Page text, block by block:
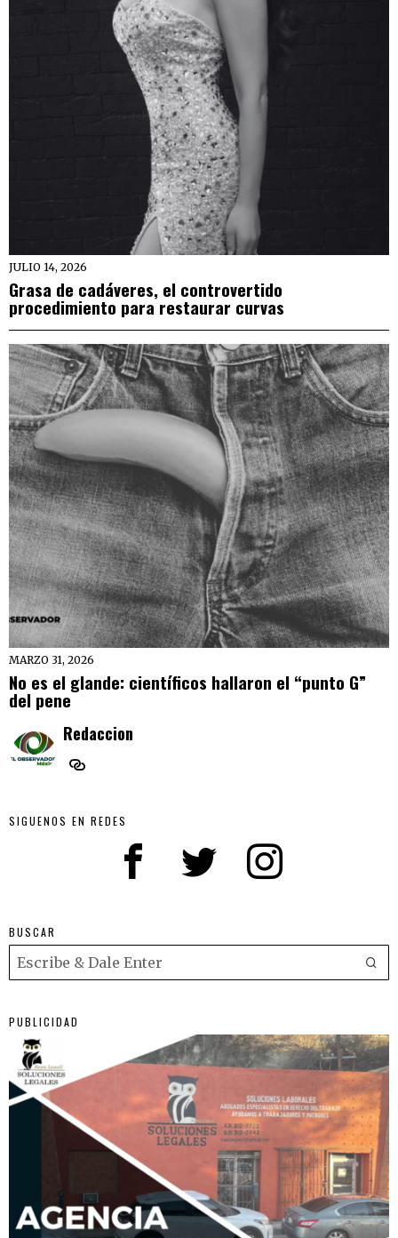
JULIO 14, 2026
Grasa de cadáveres, el controvertido
procedimiento para restaurar curvas
MARZO 31, 2026
No es el glande: científicos hallaron el “punto G”
del pene
Redaccion
SIGUENOS EN REDES
BUSCAR
PUBLICIDAD